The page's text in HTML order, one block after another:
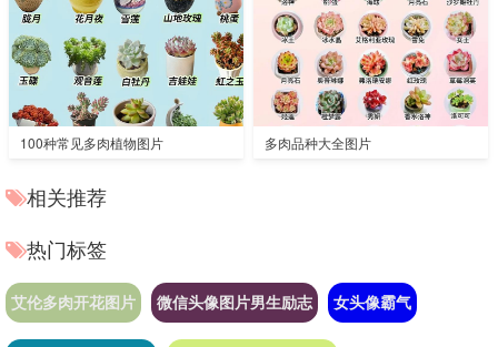
100种常见多肉植物图片 多肉品种大全图片
相关推荐
热门标签
艾伦多肉开花图片 微信头像图片男生励志 女头像霸气